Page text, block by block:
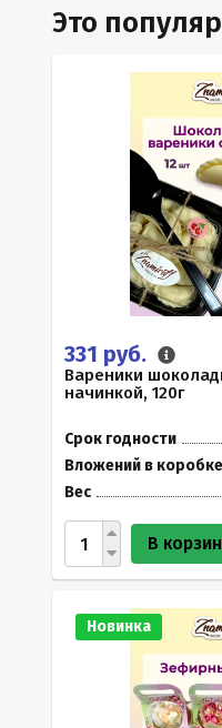
Это
331 руб.
Вареники
начинкой, 120г
Срок годности
Вложений в коробке
Вес
В
Новинка